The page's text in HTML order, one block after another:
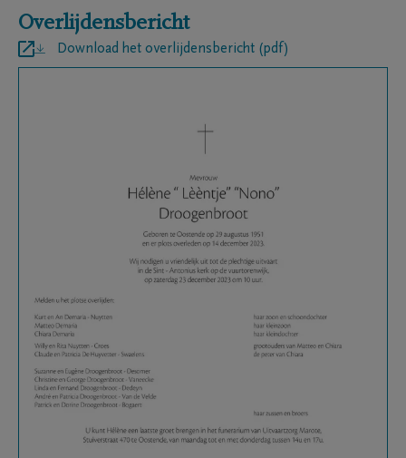
Overlijdensbericht
Download het overlijdensbericht (pdf)